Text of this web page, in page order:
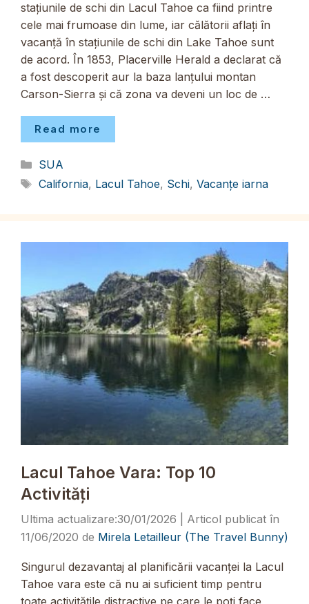
stațiunile de schi din Lacul Tahoe ca fiind printre
cele mai frumoase din lume, iar călătorii aflați în
vacanță în stațiunile de schi din Lake Tahoe sunt
de acord. În 1853, Placerville Herald a declarat că
a fost descoperit aur la baza lanțului montan
Carson-Sierra și că zona va deveni un loc de …
Read more
Categorii
SUA
Etichete
California, Lacul Tahoe, Schi, Vacanțe iarna
Lacul Tahoe Vara: Top 10
Activități
30/01/2026
11/06/2020 de Mirela Letailleur (The Travel Bunny)
Singurul dezavantaj al planificării vacanței la Lacul
Tahoe vara este că nu ai suficient timp pentru